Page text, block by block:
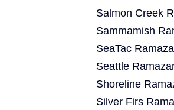
Salmon Creek
Sammamish
SeaTac
Seattle
Shoreline
Silver Firs